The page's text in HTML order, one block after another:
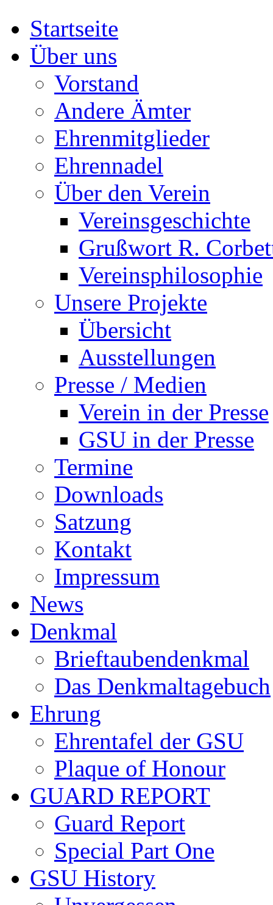
Startseite
Über uns
Vorstand
Andere Ämter
Ehrenmitglieder
Ehrennadel
Über den Verein
Vereinsgeschichte
Grußwort R.
Vereinsphilosophie
Unsere Projekte
Übersicht
Ausstellungen
Presse / Medien
Verein in der Presse
GSU in der Presse
Termine
Downloads
Satzung
Kontakt
Impressum
News
Denkmal
Brieftaubendenkmal
Das Denkmaltagebuch
Ehrung
Ehrentafel der GSU
Plaque of Honour
GUARD REPORT
Guard Report
Special Part One
GSU History